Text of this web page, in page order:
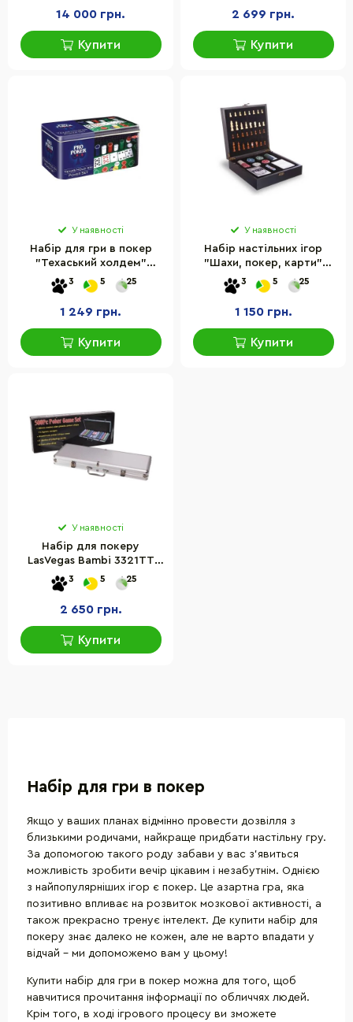
14 000 грн.
Купити
кісток
2 699 грн.
Купити
У наявності
Набір для гри в покер
"Техаський холдем"
Tactic 03095 у жерстяній
коробці
3 5 25
1 249 грн.
Купити
У наявності
Набір настільних ігор
"Шахи, покер, карти"
Casino 3 в 1 Набір Casino
3в1
3 5 25
1 150 грн.
Купити
У наявності
Набір для покеру
LasVegas Bambi 3321TT
500 фішок 5 кубиків,
фішка дилера
3 5 25
2 650 грн.
Купити
Набір для гри в покер
Якщо у ваших планах відмінно провести дозвілля з
близькими родичами, найкраще придбати настільну гру.
За допомогою такого роду забави у вас з'явиться
можливість зробити вечір цікавим і незабутнім. Однією
з найпопулярніших ігор є покер. Це азартна гра, яка
позитивно впливає на розвиток мозкової активності, а
також прекрасно тренує інтелект. Де купити набір для
покеру знає далеко не кожен, але не варто впадати у
відчай - ми допоможемо вам у цьому!
Купити набір для гри в покер можна для того, щоб
навчитися прочитання інформації по обличчях людей.
Крім того, в ході ігрового процесу ви зможете